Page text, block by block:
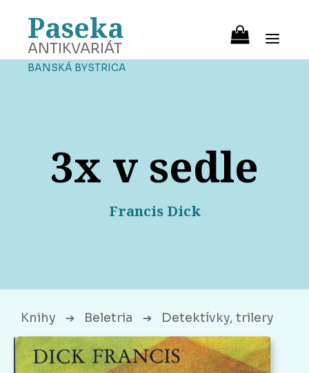
Paseka
ANTIKVARIÁT
BANSKÁ BYSTRICA
3x v sedle
Francis Dick
Knihy ➔ Beletria ➔ Detektívky, trilery